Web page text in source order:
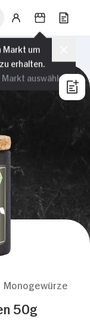
Markt um
erhalten.
Markt auswählen
Monogewürze
50g